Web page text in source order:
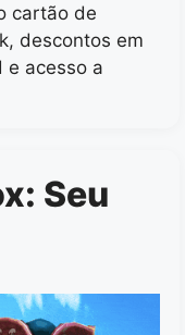
cartão de
descontos em
e acesso a
Seu